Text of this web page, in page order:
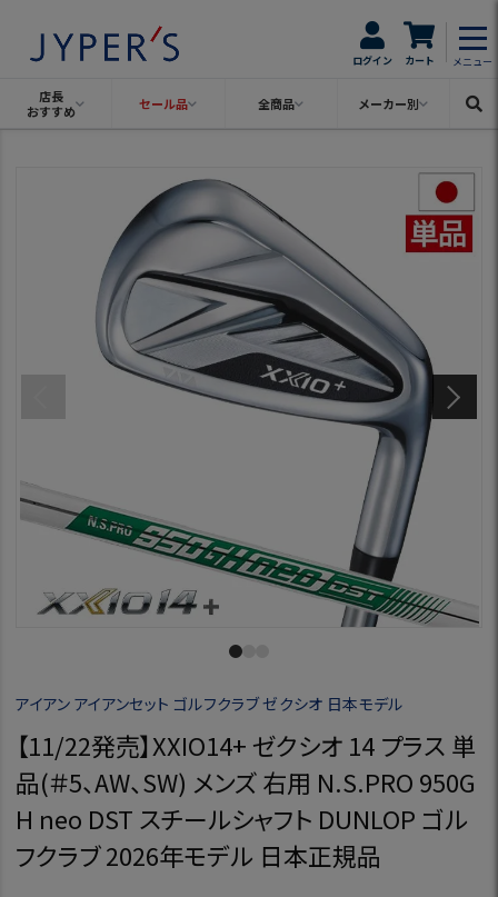
ログイン カート メニュー
店長
おすすめ
セール品 全商品 メーカー別
アイアン アイアンセット ゴルフクラブ ゼクシオ 日本モデル
【11/22発売】XXIO14+ ゼクシオ 14 プラス 単
品(＃5、AW、SW) メンズ 右用 N.S.PRO 950G
H neo DST スチールシャフト DUNLOP ゴル
フクラブ 2026年モデル 日本正規品